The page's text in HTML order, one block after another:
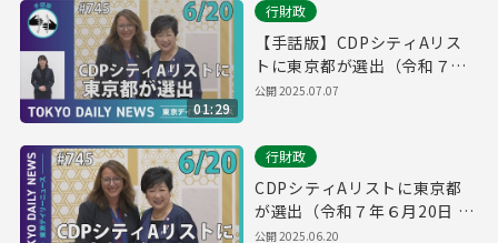
01:29
行財政
【手話版】CDPシティAリス
トに東京都が選出（令和７年
６月20日 東京デイリーニュー
公開2025.07.07
行財政
CDPシティAリストに東京都
が選出（令和７年６月20日 東
京デイリーニュース No.745）
公開2025.06.20